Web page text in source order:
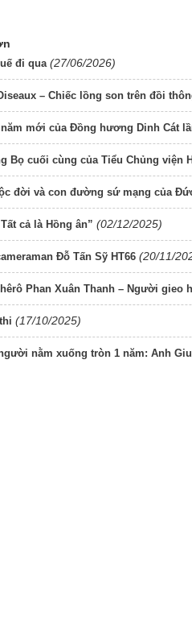
đi qua (27/06/2026)
– Chiếc lồng son trên đồi
năm mới của Đồng hương Dinh Cát
Bọ cuối cùng của Tiểu Chủng viện
đời và con đường sứ mạng của
cả là Hồng ân” (02/12/2025)
Đỗ Tấn Sỹ HT66 (20/11/
Phan Xuân Thanh – Người gieo
(17/10/2025)
nằm xuống tròn 1 năm: Anh